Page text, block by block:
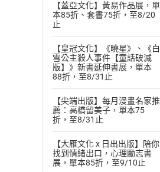
【蓋亞文化】黃易作品展，單
本85折、套書75折，至8/20
止
【皇冠文化】《曉星》、《白
雪公主殺人事件【童話破滅
版】》新書延伸書展，單本
88折，至8/31止
【尖端出版】每月漫畫名家推
薦：高橋留美子，單本75
折，至8/31止
【大雁文化 x 日出出版】陪你
找到情緒出口，心理勵志書
展，單本85折，至9/10止